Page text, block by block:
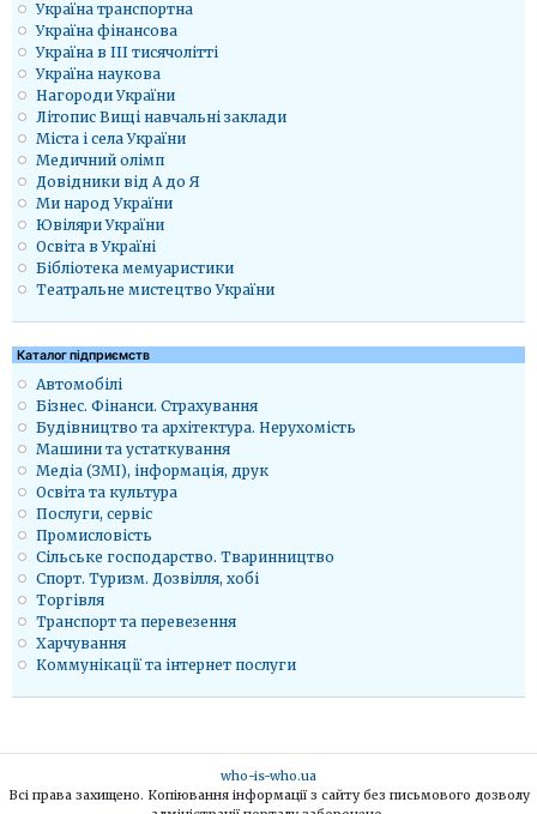
Україна транспортна
Україна фінансова
Україна в ІІІ тисячолітті
Україна наукова
Нагороди України
Літопис Вищі навчальні заклади
Міста і села України
Медичний олімп
Довідники від А до Я
Ми народ України
Ювіляри України
Освіта в Україні
Бібліотека мемуаристики
Театральне мистецтво України
Каталог підприємств
Автомобілі
Бізнес. Фінанси. Страхування
Будівництво та архітектура. Нерухомість
Машини та устаткування
Медіа (ЗМІ), інформація, друк
Освіта та культура
Послуги, сервіс
Промисловість
Сільське господарство. Тваринництво
Спорт. Туризм. Дозвілля, хобі
Торгівля
Транспорт та перевезення
Харчування
Коммунікації та інтернет послуги
who-is-who.ua
Всі права захищено. Копіювання інформації з сайту без письмового дозволу